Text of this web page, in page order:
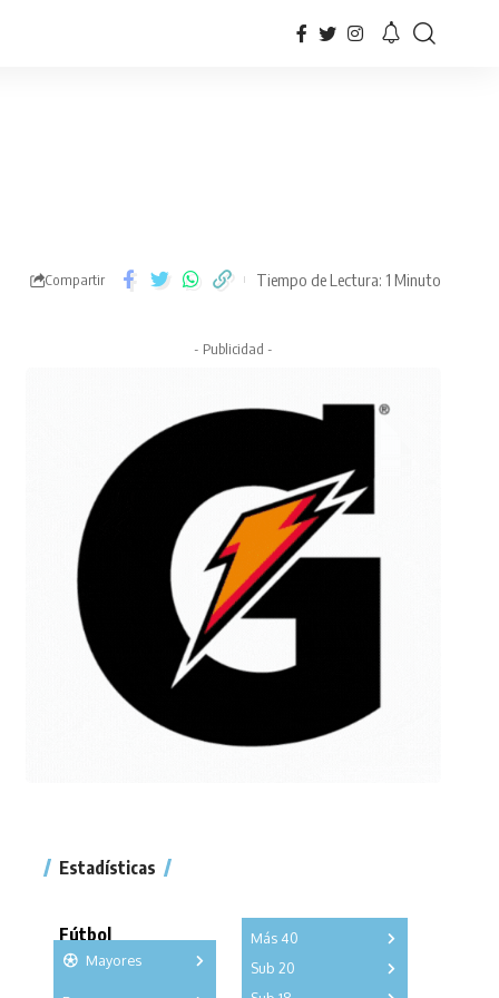
Compartir Tiempo de Lectura: 1 Minuto
- Publicidad -
Estadísticas
Fútbol
Mayores
Más 40
Sub 20